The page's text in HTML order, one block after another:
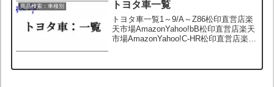
商品検索：車種別 トヨタ車一覧
トヨタ車一覧1～9/A～Z86松印直営店楽
天市場AmazonYahoo!bB松印直営店楽天
市場AmazonYahoo!C-HR松印直営店楽天
店楽...